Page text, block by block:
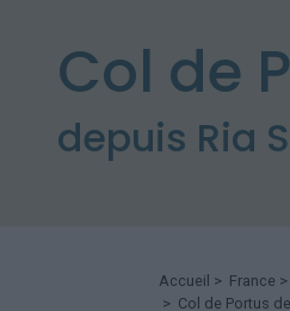
Col de
depuis Ria
Accueil > France >
> Col de Portus